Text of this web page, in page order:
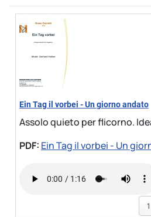
Ein Tag il vorbei - Un giorno andato
Assolo quieto per flicorno.
PDF: Ein Tag il vorbei - Un